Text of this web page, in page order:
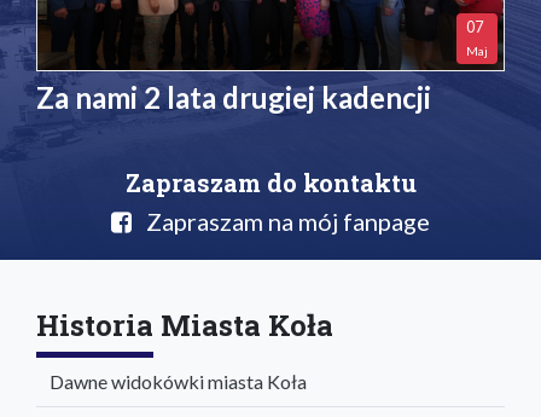
07
Maj
Za nami 2 lata drugiej kadencji
Zapraszam do kontaktu
Zapraszam na mój fanpage
Historia Miasta Koła
Dawne widokówki miasta Koła